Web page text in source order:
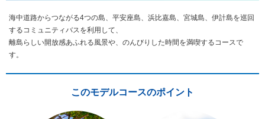
海中道路からつながる4つの島、平安座島、浜比嘉島、宮城島、伊計島を巡回
するコミュニティバスを利用して、
離島らしい開放感あふれる風景や、のんびりした時間を満喫するコースで
す。
このモデルコースのポイント